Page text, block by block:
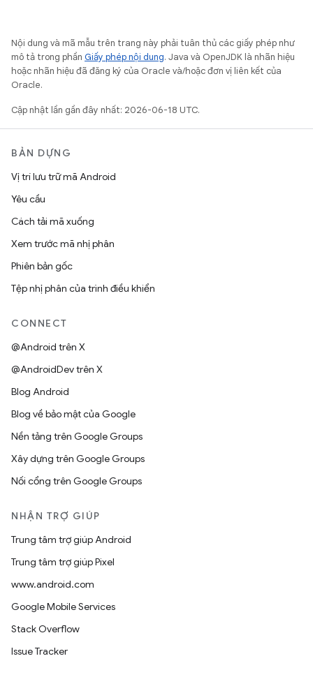
Nội dung và mã mẫu trên trang này phải tuân thủ các giấy phép như
mô tả trong phần Giấy phép nội dung. Java và OpenJDK là nhãn hiệu
hoặc nhãn hiệu đã đăng ký của Oracle và/hoặc đơn vị liên kết của
Oracle.
Cập nhật lần gần đây nhất: 2026-06-18 UTC.
BẢN DỰNG
Vị trí lưu trữ mã Android
Yêu cầu
Cách tải mã xuống
Xem trước mã nhị phân
Phiên bản gốc
Tệp nhị phân của trình điều khiển
CONNECT
@Android trên X
@AndroidDev trên X
Blog Android
Blog về bảo mật của Google
Nền tảng trên Google Groups
Xây dựng trên Google Groups
Nối cổng trên Google Groups
NHẬN TRỢ GIÚP
Trung tâm trợ giúp Android
Trung tâm trợ giúp Pixel
www.android.com
Google Mobile Services
Stack Overflow
Issue Tracker